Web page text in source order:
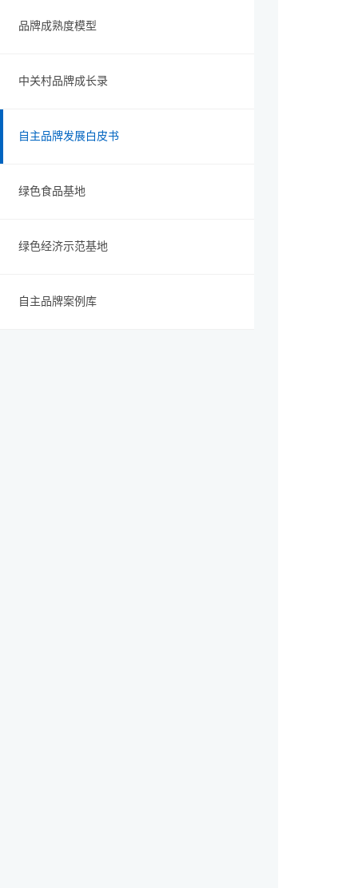
品牌成熟度模型
中关村品牌成长录
自主品牌发展白皮书
绿色食品基地
绿色经济示范基地
自主品牌案例库